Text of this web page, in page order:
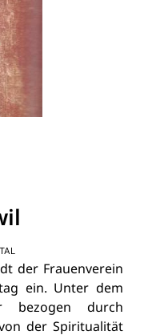
der Frauenverein
ein. Unter dem
durch
der Spiritualität